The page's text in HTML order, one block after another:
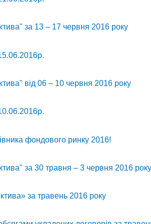
за 13 – 17 червня 2016 року
від 06 – 10 червня 2016 року
фондового ринку 2016!
за 30 травня – 3 червня 2016 року
за травень 2016 року